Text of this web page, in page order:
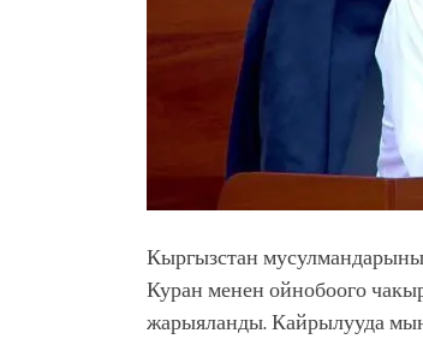
Кыргызстан
Куран менен ойнобоого
жарыяланды. Кайрылууда